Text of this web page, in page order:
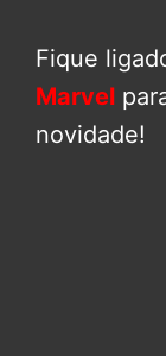
Fique
Marvel
novidade!